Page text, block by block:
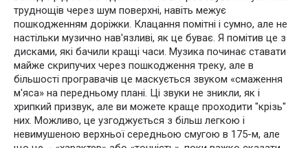
труднощів через шум поверхні, навіть межує
пошкодженням доріжки. Клацання помітні і сумно, але не
настільки музично нав'язливі, як це буває. Я помітив це з
дисками, які бачили кращі часи. Музика починає ставати
майже скрипучих через пошкодження треку, але в
більшості програвачів це маскується звуком «смаження
м'яса» на передньому плані. Ці звуки не зникли, як і
хрипкий призвук, але ви можете краще проходити "крізь"
них. Можливо, це узгоджується з більш легкою і
невимушеною верхньої середньою смугою в 175-м, але